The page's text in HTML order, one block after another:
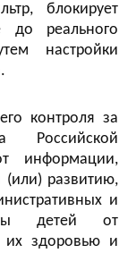
блокирует
реального
настройки
контроля за
Российской
информации,
развитию,
и
детей от
их здоровью и